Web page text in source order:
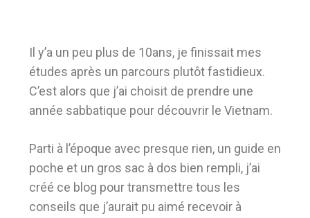
Il y’a un peu plus de 10ans, je finissait mes
études après un parcours plutôt fastidieux.
C’est alors que j’ai choisit de prendre une
année sabbatique pour découvrir le Vietnam.
Parti à l’époque avec presque rien, un guide en
poche et un gros sac à dos bien rempli, j’ai
créé ce blog pour transmettre tous les
conseils que j’aurait pu aimé recevoir à